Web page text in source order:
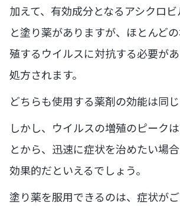
加えて、有効成分となるアシクロ
と塗り薬がありますが、ほとんど
殖するウイルスに対抗する必要が
処方されます。
どちらも使用する薬剤の効能は同じ
しかし、ウイルスの増殖のピーク
とから、迅速に症状を治めたい場
効果的だといえるでしょう。
塗り薬を服用できるのは、症状がご